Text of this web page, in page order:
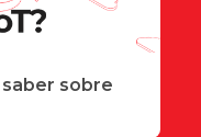
sobre